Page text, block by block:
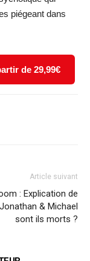
piégeant dans
de 29,99€
Article suivant
: Explication de
& Michael
sont ils morts ?